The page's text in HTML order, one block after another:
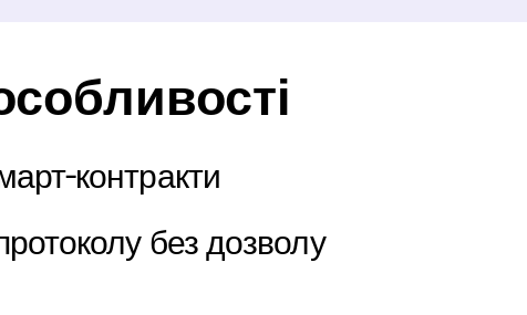
контракти
без дозволу